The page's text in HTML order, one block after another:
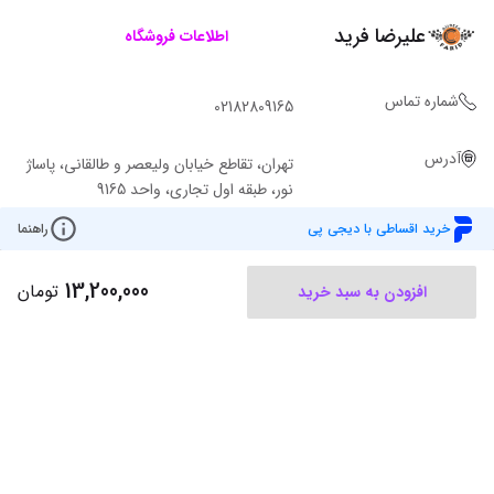
خرید اقساطی با دیجی پی راهنما
افزودن به سبد خرید 13,200,000 تومان
علیرضا فرید اطلاعات فروشگاه
شماره تماس 02182809165
آدرس
تهران، تقاطع خیابان ولیعصر و طالقانی، پاساژ
نور، طبقه اول تجاری، واحد 9165